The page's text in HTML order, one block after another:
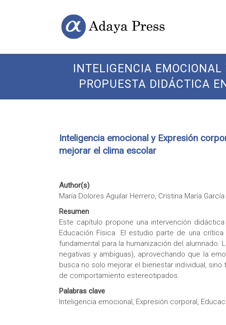
Adaya
Press
Open
Access
Publishing
INTELIGENCIA
PROPUESTA DIDÁCTICA
Inteligencia emocional y Expresión
mejorar el clima escolar
Author(s)
María Dolores Aguilar Herrero, Cristina María
Resumen
Este capítulo propone una intervención
Educación Física. El estudio parte de una
fundamental para la humanización del
negativas y ambiguas), aprovechando que la
busca no solo mejorar el bienestar individual,
de comportamiento estereotipados.
Palabras clave
Inteligencia emocional, Expresión corporal,